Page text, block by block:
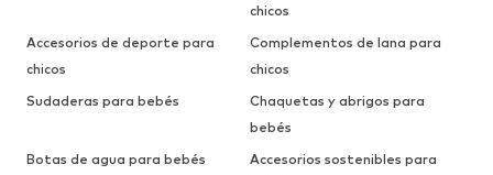
chicos
Accesorios de deporte para
chicos
Complementos de lana para
chicos
Sudaderas para bebés
Chaquetas y abrigos para
bebés
Botas de agua para bebés
Accesorios sostenibles para